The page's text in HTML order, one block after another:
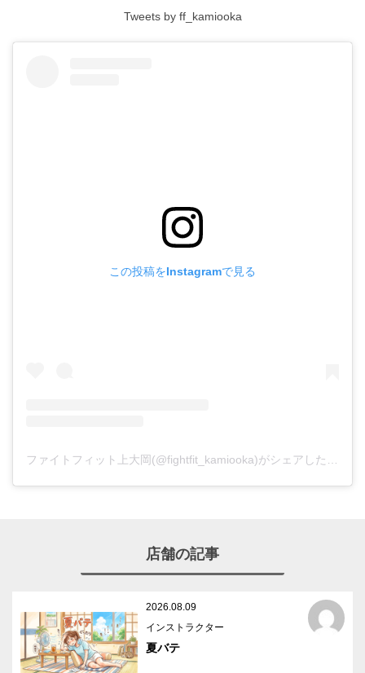
Tweets by ff_kamiooka
この投稿をInstagramで見る
店舗の記事
2026.08.09
インストラクター
夏バテ